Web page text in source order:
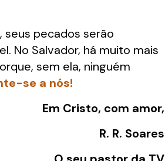
seus pecados serão
No Salvador, há muito mais
sem ela, ninguém
se a nós!
Em Cristo, com amor,
R. R. Soares